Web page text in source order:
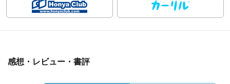
感想・レビュー・書評